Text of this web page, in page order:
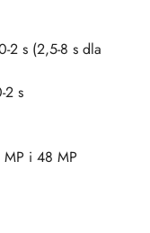
2 s (2,5-8 s dla
2 s
MP i 48 MP